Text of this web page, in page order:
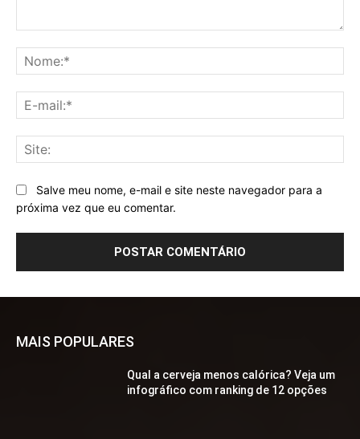
Salve meu nome, e-mail e site neste navegador para a
próxima vez que eu comentar.
MAIS POPULARES
Qual a cerveja menos calórica? Veja um
infográfico com ranking de 12 opções